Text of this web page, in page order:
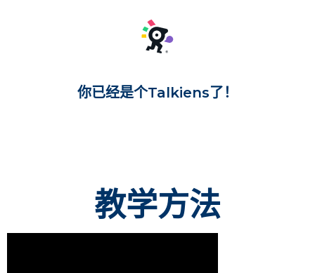
你已经是个Talkiens了！
教学方法